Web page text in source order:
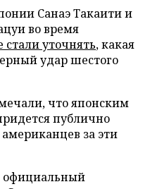
Санаэ Такаити и
во время
стали уточнять, какая
удар шестого
что японским
публично
за эти
официальный